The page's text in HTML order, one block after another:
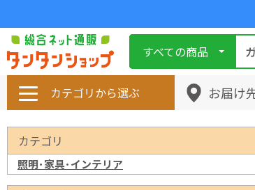
すべての商品
カテゴリから選ぶ お届け
カテゴリ
照明･家具･インテリア